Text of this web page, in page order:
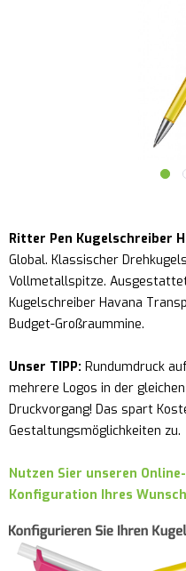
Ritter Pen Kugelschreiber
Global. Klassischer
Vollmetallspitze.
Kugelschreiber Havana
Budget-Großraummine.
Unser TIPP: Rundumdruck
mehrere Logos in der
Druckvorgang! Das spart
Gestaltungsmöglichkeiten zu.
Nutzen Sier unseren
Konfiguration Ihres